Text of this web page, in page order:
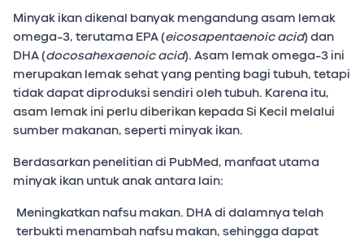
Minyak ikan dikenal banyak mengandung asam lemak
omega-3, terutama EPA (eicosapentaenoic acid) dan
DHA (docosahexaenoic acid). Asam lemak omega-3 ini
merupakan lemak sehat yang penting bagi tubuh, tetapi
tidak dapat diproduksi sendiri oleh tubuh. Karena itu,
asam lemak ini perlu diberikan kepada Si Kecil melalui
sumber makanan, seperti minyak ikan.
Berdasarkan penelitian di PubMed, manfaat utama
minyak ikan untuk anak antara lain:
Meningkatkan nafsu makan. DHA di dalamnya telah
terbukti menambah nafsu makan, sehingga dapat